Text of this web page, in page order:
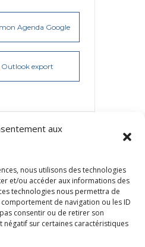
aux
nous utilisons des technologies
et/ou accéder aux informations des
technologies nous permettra de
de navigation ou les ID
consentir ou de retirer son
négatif sur certaines caractéristiques
Agenda Google
Outlook export